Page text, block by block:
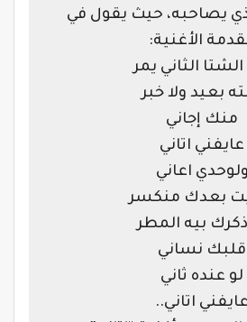
يصاحبه، حيث يقول في
الأغنية:
الشتا الثاني يمر
بعيد ولا خبر
منك إجاني
عايفني اتاني
ولوحدي اعاني
بعدك منكسر
بيه المطر
قلبك نساني
لو عنده ثاني
عايفني اتاني..